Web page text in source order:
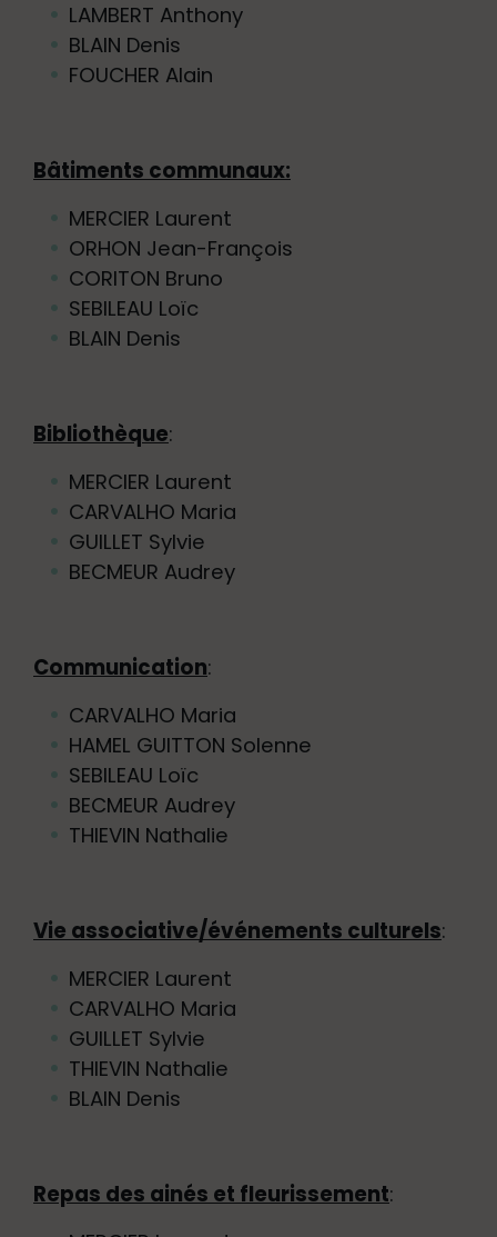
LAMBERT Anthony
BLAIN Denis
FOUCHER Alain
Bâtiments communaux:
MERCIER Laurent
ORHON Jean-François
CORITON Bruno
SEBILEAU Loïc
BLAIN Denis
Bibliothèque:
MERCIER Laurent
CARVALHO Maria
GUILLET Sylvie
BECMEUR Audrey
Communication:
CARVALHO Maria
HAMEL GUITTON Solenne
SEBILEAU Loïc
BECMEUR Audrey
THIEVIN Nathalie
Vie associative/événements culturels:
MERCIER Laurent
CARVALHO Maria
GUILLET Sylvie
THIEVIN Nathalie
BLAIN Denis
Repas des ainés et fleurissement: